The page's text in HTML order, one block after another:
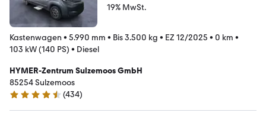
19% MwSt.
Kastenwagen • 5.990 mm • Bis 3.500 kg • EZ 12/2025 • 0 km •
103 kW (140 PS) • Diesel
HYMER-Zentrum Sulzemoos GmbH
85254 Sulzemoos
4.7 Sterne
(434)